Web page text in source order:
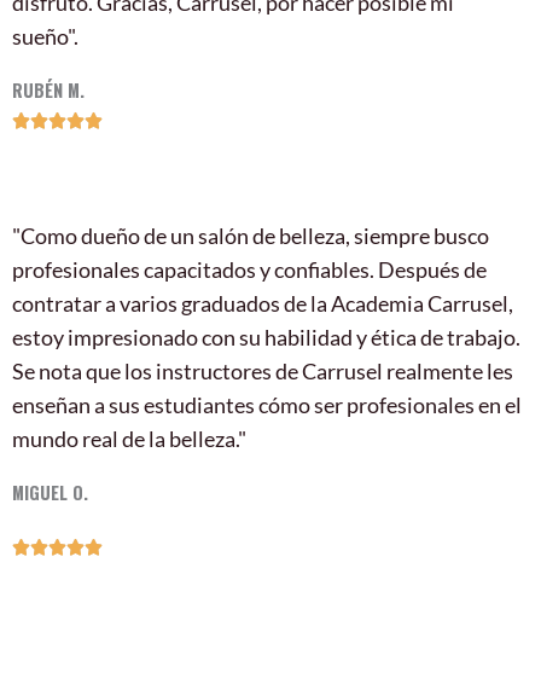
sueño".
RUBÉN M.
5/5
"Como dueño de un salón de belleza, siempre busco
profesionales capacitados y confiables. Después de
contratar a varios graduados de la Academia Carrusel,
estoy impresionado con su habilidad y ética de trabajo.
Se nota que los instructores de Carrusel realmente les
enseñan a sus estudiantes cómo ser profesionales en el
mundo real de la belleza."
MIGUEL O.
5/5